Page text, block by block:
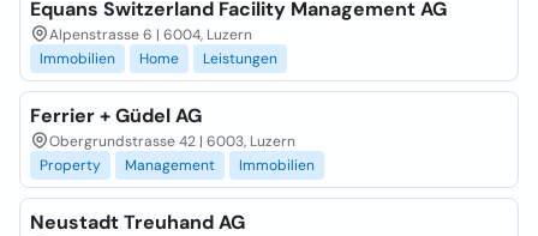
Equans Switzerland Facility Management AG
Alpenstrasse 6 | 6004, Luzern
Immobilien
Home Leistungen
Ferrier + Güdel AG
Obergrundstrasse 42 | 6003, Luzern
Property
Management Immobilien
Neustadt Treuhand AG